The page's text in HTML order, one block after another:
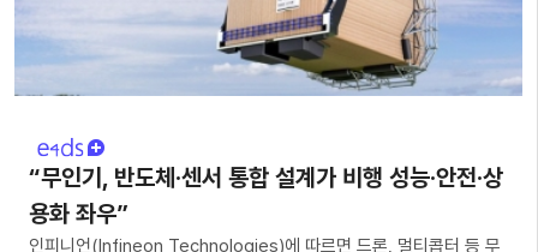
“무인기, 반도체·센서 통합 설계가 비행 성능·안전·상
용화 좌우”
인피니언(Infineon Technologies)에 따르면 드론, 멀티콥터 등 무